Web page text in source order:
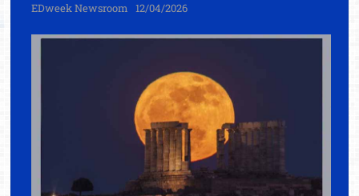
EDweek Newsroom 12/04/2026